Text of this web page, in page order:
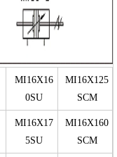
MI16X16
0SU
MI16X125
SCM
MI16X17
5SU
MI16X160
SCM